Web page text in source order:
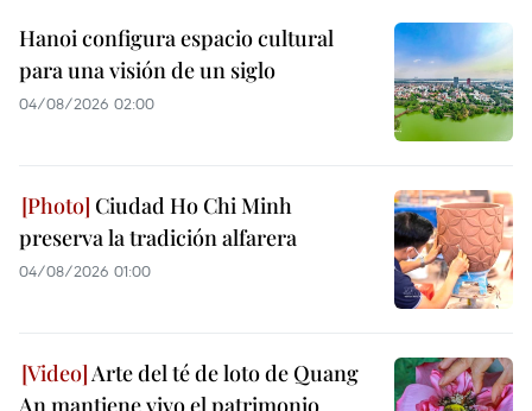
Hanoi configura espacio cultural
para una visión de un siglo
04/08/2026 02:00
Ciudad Ho Chi Minh
preserva la tradición alfarera
04/08/2026 01:00
Arte del té de loto de Quang
An mantiene vivo el patrimonio